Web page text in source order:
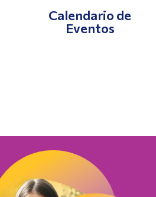
Calendario de
Eventos